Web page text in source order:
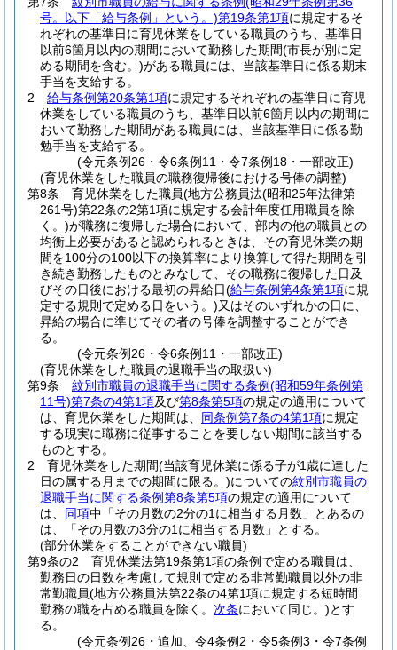
号。以下「給与条例」という。)第19条第1項に規定するそ
れぞれの基準日に育児休業をしている職員のうち、基準日
以前6箇月以内の期間において勤務した期間(市長が別に定
める期間を含む。)がある職員には、当該基準日に係る期末
手当を支給する。
2
給与条例第20条第1項に規定するそれぞれの基準日に育児
休業をしている職員のうち、基準日以前6箇月以内の期間に
おいて勤務した期間がある職員には、当該基準日に係る勤
勉手当を支給する。
(令元条例26・令6条例11・令7条例18・一部改正)
(育児休業をした職員の職務復帰後における号俸の調整)
第8条
育児休業をした職員(地方公務員法(昭和25年法律第
261号)第22条の2第1項に規定する会計年度任用職員を除
く。)が職務に復帰した場合において、部内の他の職員との
均衡上必要があると認められるときは、その育児休業の期
間を100分の100以下の換算率により換算して得た期間を引
き続き勤務したものとみなして、その職務に復帰した日及
びその日後における最初の昇給日(給与条例第4条第1項に規
定する規則で定める日をいう。)又はそのいずれかの日に、
昇給の場合に準じてその者の号俸を調整することができ
る。
(令元条例26・令6条例11・一部改正)
(育児休業をした職員の退職手当の取扱い)
第9条
紋別市職員の退職手当に関する条例(昭和59年条例第
11号)第7条の4第1項及び第8条第5項の規定の適用について
は、育児休業をした期間は、 同条例第7条の4第1項に規定
する現実に職務に従事することを要しない期間に該当する
ものとする。
2
育児休業をした期間(当該育児休業に係る子が1歳に達した
日の属する月までの期間に限る。)についての紋別市職員の
退職手当に関する条例第8条第5項の規定の適用について
は、 同項中「その月数の2分の1に相当する月数」とあるの
は、「その月数の3分の1に相当する月数」とする。
(部分休業をすることができない職員)
第9条の2
育児休業法第19条第1項の条例で定める職員は、
勤務日の日数を考慮して規則で定める非常勤職員以外の非
常勤職員(地方公務員法第22条の4第1項に規定する短時間
勤務の職を占める職員を除く。 次条において同じ。)とす
る。
(令元条例26・追加、令4条例2・令5条例3・令7条例